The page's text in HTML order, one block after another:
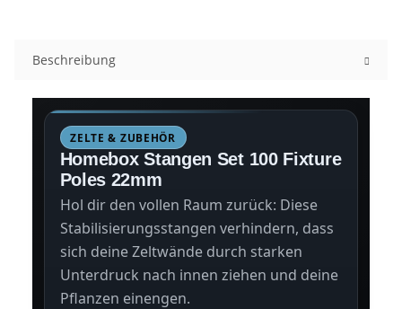
Beschreibung
ZELTE & ZUBEHÖR
Homebox Stangen Set 100 Fixture
Poles 22mm
Hol dir den vollen Raum zurück: Diese
Stabilisierungsstangen verhindern, dass
sich deine Zeltwände durch starken
Unterdruck nach innen ziehen und deine
Pflanzen einengen.